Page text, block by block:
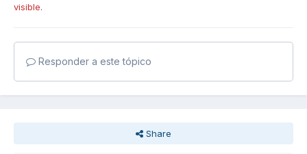
visible.
Responder a este tópico
Share